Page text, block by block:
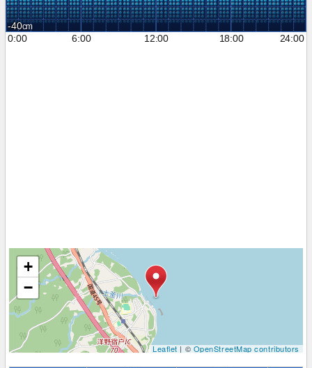
-40
0:00
6:00 12:00 18:00 24:00
+
−
Leaflet| ©OpenStreetMap contributors